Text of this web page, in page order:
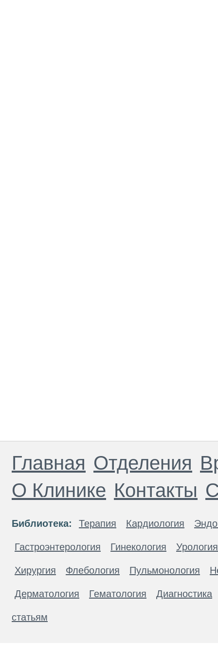
Главная Отделения
О Клинике Контакты
Библиотека: Терапия Кардиология
Гастроэнтерология Гинекология Урология
Хирургия Флебология Пульмонология
Дерматология Гематология Диагностика
статьям